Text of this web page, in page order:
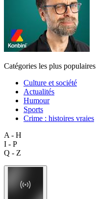
Catégories les plus populaires
Culture et société
Actualités
Humour
Sports
Crime : histoires vraies
A - H
I - P
Q - Z